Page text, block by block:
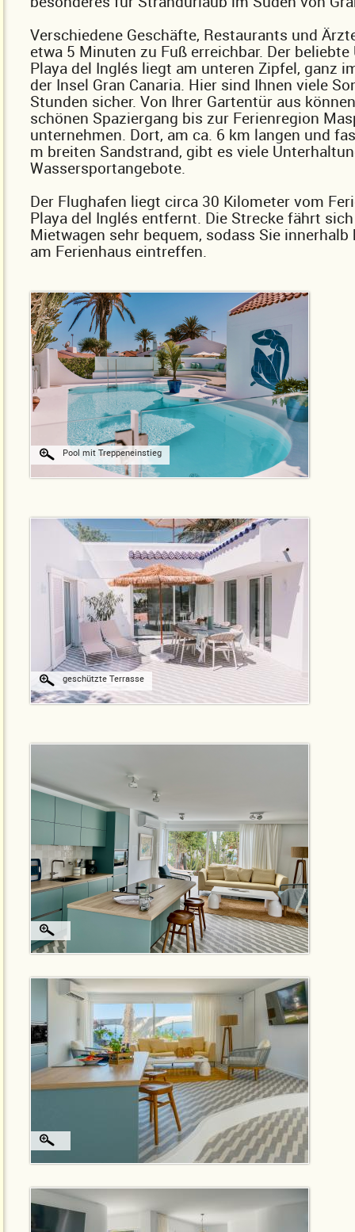
Verschiedene Geschäfte, Restaurants und
etwa 5 Minuten zu Fuß erreichbar. Der
Playa del Inglés liegt am unteren Zipfel, ganz
der Insel Gran Canaria. Hier sind Ihnen viele
Stunden sicher. Von Ihrer Gartentür aus
schönen Spaziergang bis zur Ferienregion
unternehmen. Dort, am ca. 6 km langen und
m breiten Sandstrand, gibt es viele
Wassersportangebote.
Der Flughafen liegt circa 30 Kilometer vom
Playa del Inglés entfernt. Die Strecke fährt
Mietwagen sehr bequem, sodass Sie
am Ferienhaus eintreffen.
Pool mit Treppeneinstieg
geschützte Terrasse